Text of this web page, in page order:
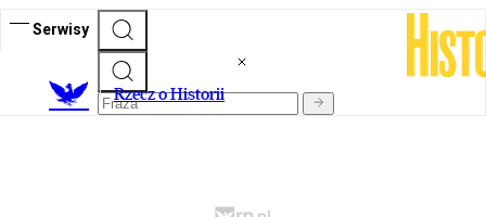
Serwisy
Rzecz o Historii